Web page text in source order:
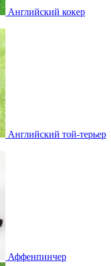
Английский кокер
Английский той-терьер
Аффенпинчер